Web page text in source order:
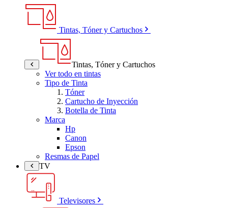
Tintas, Tóner y Cartuchos
Tintas, Tóner y Cartuchos
Ver todo en tintas
Tipo de Tinta
Tóner
Cartucho de Inyección
Botella de Tinta
Marca
Hp
Canon
Epson
Resmas de Papel
TV
Televisores